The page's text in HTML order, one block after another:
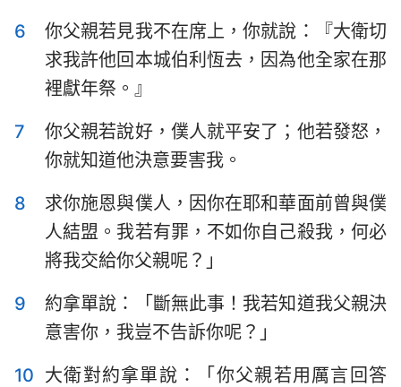
6
你父親若見我不在席上，你就說：『大衛切
求我許他回本城伯利恆去，因為他全家在那
裡獻年祭。』
7
你父親若說好，僕人就平安了；他若發怒，
你就知道他決意要害我。
8
求你施恩與僕人，因你在耶和華面前曾與僕
人結盟。我若有罪，不如你自己殺我，何必
將我交給你父親呢？」
9
約拿單說：「斷無此事！我若知道我父親決
意害你，我豈不告訴你呢？」
10 大衛對約拿單說：「你父親若用厲言回答